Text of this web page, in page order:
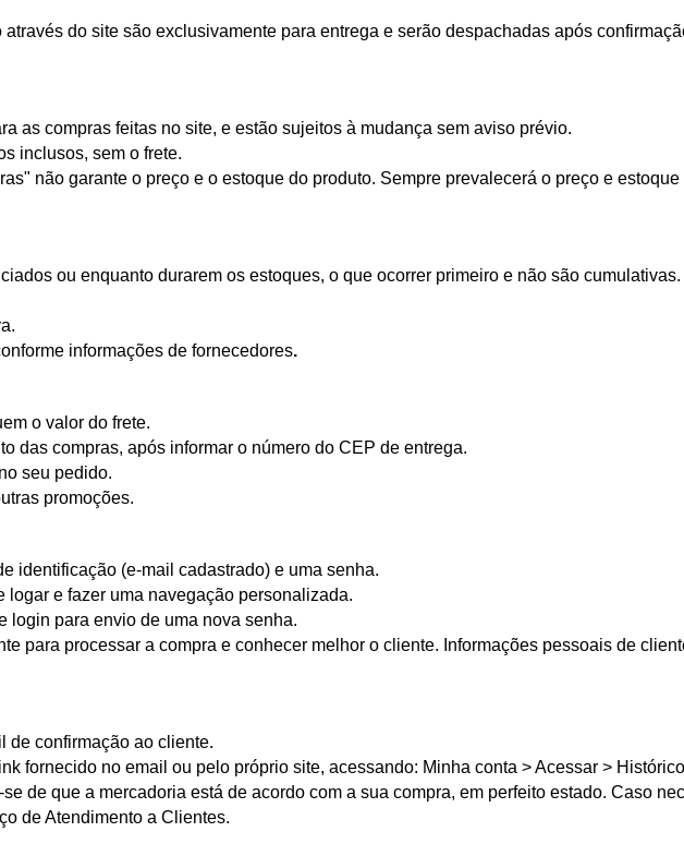
do site são exclusivamente para entrega e serão despachadas após
as compras feitas no site, e estão sujeitos à mudança sem aviso prévio.
inclusos, sem o frete.
não garante o preço e o estoque do produto. Sempre prevalecerá o preço e
ou enquanto durarem os estoques, o que ocorrer primeiro e não são cumulativas.
informações de fornecedores.
o valor do frete.
das compras, após informar o número do CEP de entrega.
seu pedido.
promoções.
identificação (e-mail cadastrado) e uma senha.
logar e fazer uma navegação personalizada.
login para envio de uma nova senha.
para processar a compra e conhecer melhor o cliente. Informações pessoais de
de confirmação ao cliente.
fornecido no email ou pelo próprio site, acessando: Minha conta > Acessar >
de que a mercadoria está de acordo com a sua compra, em perfeito estado. Caso
de Atendimento a Clientes.